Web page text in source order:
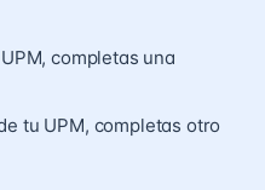
completas una
tu UPM, completas otro